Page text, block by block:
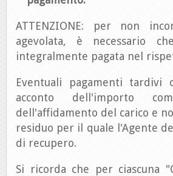
ATTENZIONE: per non
agevolata, è necessario
integralmente pagata nel
Eventuali pagamenti
acconto dell'importo
dell'affidamento del carico e
residuo per il quale l'Agente
di recupero.
Si ricorda che per ciascuna